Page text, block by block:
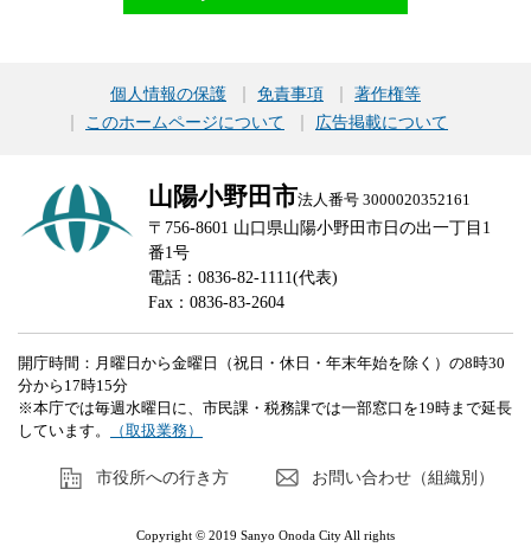
個人情報の保護 免責事項
著作権等
このホームページについて
広告掲載について
山陽小野田市法人番号 3000020352161
〒756-8601 山口県山陽小野田市日の出一丁目1
番1号
電話：0836-82-1111(代表)
Fax：0836-83-2604
開庁時間：月曜日から金曜日（祝日・休日・年末年始を除く）の8時30
分から17時15分
※本庁では毎週水曜日に、市民課・税務課では一部窓口を19時まで延長
しています。
（取扱業務）
市役所への行き方 お問い合わせ（組織別）
Copyright © 2019 Sanyo Onoda City All rights